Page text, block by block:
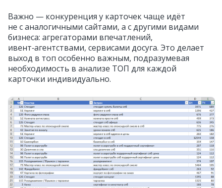
Важно — конкуренция у карточек чаще идёт
не с аналогичными сайтами, а с другими видами
бизнеса: агрегаторами впечатлений,
ивент‑агентствами, сервисами досуга. Это делает
выход в топ особенно важным, подразумевая
необходимость в анализе ТОП для каждой
карточки индивидуально.